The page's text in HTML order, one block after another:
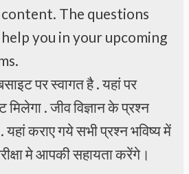
The questions
you in your upcoming
पर स्वागत है . यहां पर
. जीव विज्ञान के प्रश्न
यहां कराए गये सभी प्रश्न भविष्य में
मे आपकी सहायता करेंगे।